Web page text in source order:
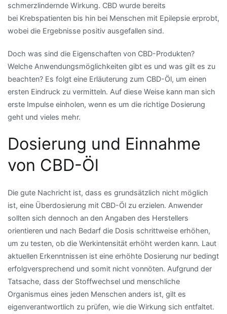
schmerzlindernde Wirkung. CBD wurde bereits
bei Krebspatienten bis hin bei Menschen mit Epilepsie erprobt,
wobei die Ergebnisse positiv ausgefallen sind.
Doch was sind die Eigenschaften von CBD-Produkten?
Welche Anwendungsmöglichkeiten gibt es und was gilt es zu
beachten? Es folgt eine Erläuterung zum CBD-Öl, um einen
ersten Eindruck zu vermitteln. Auf diese Weise kann man sich
erste Impulse einholen, wenn es um die richtige Dosierung
geht und vieles mehr.
Dosierung und Einnahme
von CBD-Öl
Die gute Nachricht ist, dass es grundsätzlich nicht möglich
ist, eine Überdosierung mit CBD-Öl zu erzielen. Anwender
sollten sich dennoch an den Angaben des Herstellers
orientieren und nach Bedarf die Dosis schrittweise erhöhen,
um zu testen, ob die Werkintensität erhöht werden kann. Laut
aktuellen Erkenntnissen ist eine erhöhte Dosierung nur bedingt
erfolgversprechend und somit nicht vonnöten. Aufgrund der
Tatsache, dass der Stoffwechsel und menschliche
Organismus eines jeden Menschen anders ist, gilt es
eigenverantwortlich zu prüfen, wie die Wirkung sich entfaltet.